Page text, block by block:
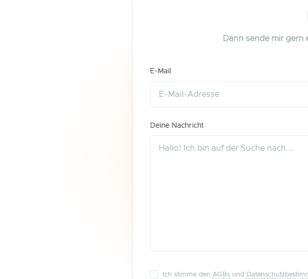
Dann sende mir
E-Mail
Deine Nachricht
Ich stimme den AGBsund